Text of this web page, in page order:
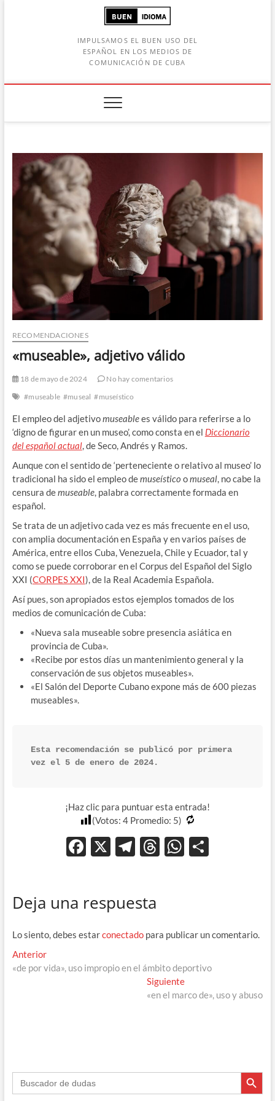
IMPULSAMOS EL BUEN USO DEL
ESPAÑOL EN LOS MEDIOS DE
COMUNICACIÓN DE CUBA
RECOMENDACIONES
«museable», adjetivo válido
18 de mayo de 2024
No hay comentarios
#museable #museal #museístico
El empleo del adjetivomuseablees válido para referirse a lo
‘digno de figurar en un museo’, como consta en el Diccionario
del español actual, de Seco, Andrés y Ramos.
Aunque con el sentido de ‘perteneciente o relativo al museo’ lo
tradicional ha sido el empleo demuseístico omuseal, no cabe la
censura demuseable, palabra correctamente formada en
español.
Se trata de un adjetivo cada vez es más frecuente en el uso,
con amplia documentación en España y en varios países de
América, entre ellos Cuba, Venezuela, Chile y Ecuador, tal y
como se puede corroborar en el Corpus del Español del Siglo
XXI (CORPES XXI), de la Real Academia Española.
Así pues, son apropiados estos ejemplos tomados de los
medios de comunicación de Cuba:
«Nueva sala museable sobre presencia asiática en
provincia de Cuba».
«Recibe por estos días un mantenimiento general y la
conservación de sus objetos museables».
«El Salón del Deporte Cubano expone más de 600 piezas
museables».
Esta recomendación se publicó por primera
vez el 5 de enero de 2024.
¡Haz clic para puntuar esta entrada!
(Votos: 4Promedio: 5)
F
b
o
k
X T
gr
m
T
ds
W
p
p
ti
Deja una respuesta
Lo siento, debes estarconectadopara publicar un comentario.
Navegación
de
AnteriorEntrada
anterior:
«de por vida», uso impropio en el ámbito deportivo
SiguienteEntrada
siguiente:
«en el marco de», uso y abuso
Buscar: Botón de